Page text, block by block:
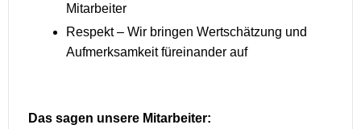
Mitarbeiter
Respekt – Wir bringen Wertschätzung und
Aufmerksamkeit füreinander auf
Das sagen unsere Mitarbeiter: